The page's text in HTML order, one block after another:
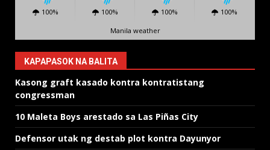
100% 100% 100% 100%
Manila weather
KAPAPASOK NA BALITA
Kasong graft kasado kontra kontratistang
congressman
10 Maleta Boys arestado sa Las Piñas City
Defensor utak ng destab plot kontra Dayunyor